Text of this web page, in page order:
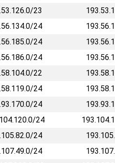
23
24
24
24
22
24
24
24
24
24